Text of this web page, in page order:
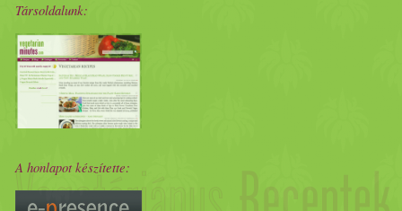
Társoldalunk:
A honlapot készítette: